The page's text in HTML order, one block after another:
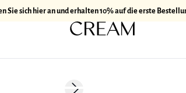
Sie sich hier an und erhalten 10% auf die erste